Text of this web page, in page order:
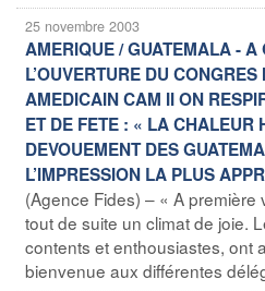
25 novembre 2003
AMERIQUE / GUATEMALA - A
L’OUVERTURE DU
AMEDICAIN CAM II ON
ET DE FETE : « LA CHALEUR
DEVOUEMENT DES
L’IMPRESSION LA PLUS
(Agence Fides) – « A
tout de suite un climat de joie.
contents et enthousiastes, ont
bienvenue aux différentes